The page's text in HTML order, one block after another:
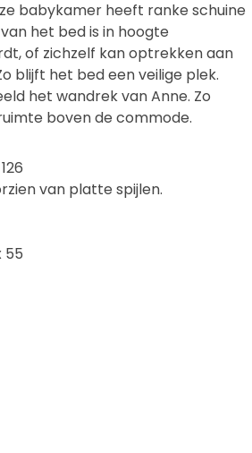
babykamer heeft ranke schuine
het bed is in hoogte
of zichzelf kan optrekken aan
blijft het bed een veilige plek.
het wandrek van Anne. Zo
boven de commode.
van platte spijlen.
55